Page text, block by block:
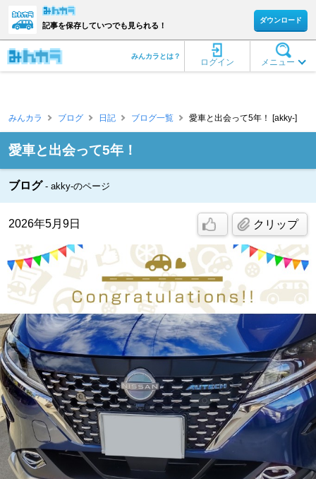
記事を保存していつでも見られる！
ダウンロード
メニュー
ログイン
みんカラとは？
みんカラ ブログ 日記 ブログ一覧 愛車と出会って5年！ [akky-]
愛車と出会って5年！
ブログ akky-のページ
2026年5月9日 クリップ